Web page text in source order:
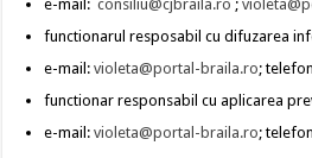
e-mail:consiliu@cjbraila.ro ;
functionarul resposabil cu difuzarea
e-mail:violeta@portal-braila.ro;
functionar responsabil cu aplicarea
e-mail:violeta@portal-braila.ro;